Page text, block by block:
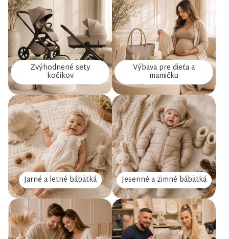
Zvýhodnené sety
kočíkov
Výbava pre dieťa a
mamičku
Jarné a letné bábätká Jesenné a zimné bábätká